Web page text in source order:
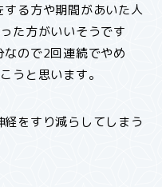
る方や期間があいた人
た方がいいそうです
ので2回連続でやめ
うと思います。
をすり減らしてしまう